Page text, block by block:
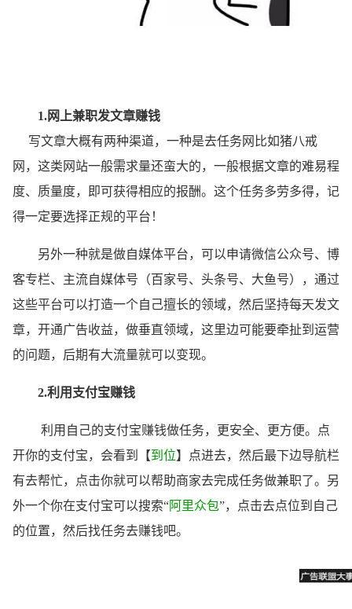
1.网上兼职发文章赚钱
写文章大概有两种渠道，一种是去任务网比如猪八戒
网，这类网站一般需求量还蛮大的，一般根据文章的难易程
度、质量度，即可获得相应的报酬。这个任务多劳多得，记
得一定要选择正规的平台！
另外一种就是做自媒体平台，可以申请微信公众号、博
客专栏、主流自媒体号（百家号、头条号、大鱼号），通过
这些平台可以打造一个自己擅长的领域，然后坚持每天发文
章，开通广告收益，做垂直领域，这里边可能要牵扯到运营
的问题，后期有大流量就可以变现。
2.利用 支付宝赚钱
利用自己的支付宝赚钱做任务，更安全、更方便。点
开你的支付宝，会看到【到位】点进去，然后最下边导航栏
有去帮忙，点击你就可以帮助商家去完成任务做兼职了。另
外一个你在支付宝可以搜索“阿里众包”，点击去点位到自己
的位置，然后找任务去赚钱吧。